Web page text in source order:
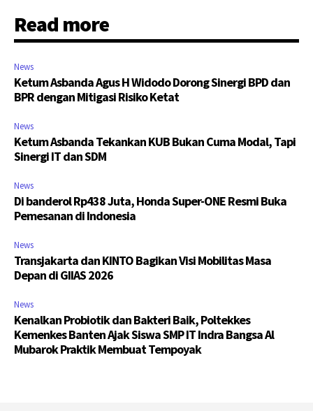
Read more
News
Ketum Asbanda Agus H Widodo Dorong Sinergi BPD dan
BPR dengan Mitigasi Risiko Ketat
News
Ketum Asbanda Tekankan KUB Bukan Cuma Modal, Tapi
Sinergi IT dan SDM
News
Di banderol Rp438 Juta, Honda Super-ONE Resmi Buka
Pemesanan di Indonesia
News
Transjakarta dan KINTO Bagikan Visi Mobilitas Masa
Depan di GIIAS 2026
News
Kenalkan Probiotik dan Bakteri Baik, Poltekkes
Kemenkes Banten Ajak Siswa SMP IT Indra Bangsa Al
Mubarok Praktik Membuat Tempoyak